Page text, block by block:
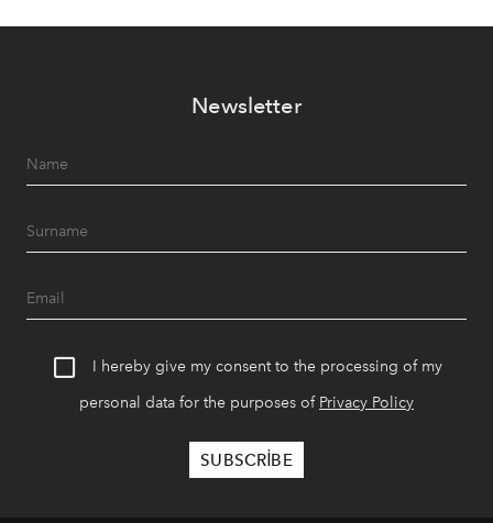
Newsletter
I hereby give my consent to the processing of my
personal data for the purposes of Privacy Policy